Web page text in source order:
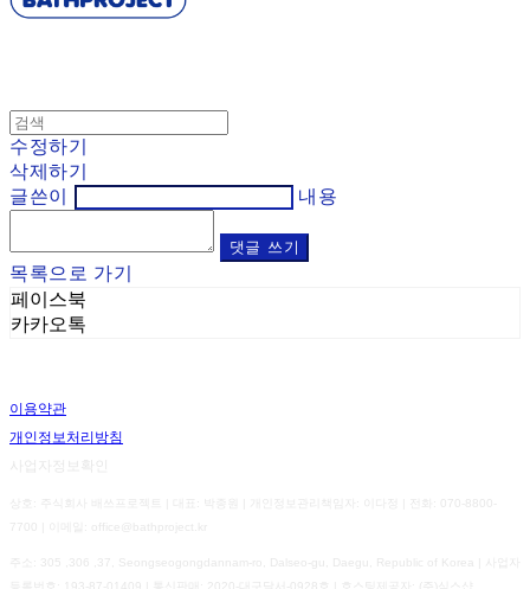
수정하기
삭제하기
글쓴이
내용
댓글 쓰기
목록으로 가기
페이스북
카카오톡
이용약관
개인정보처리방침
사업자정보확인
상호: 주식회사 배쓰프로젝트 | 대표: 박종원 | 개인정보관리책임자: 이다정 | 전화: 070-8800-
7700 | 이메일: office@bathproject.kr
주소: 305 ,306 ,37, Seongseogongdannam-ro, Dalseo-gu, Daegu, Republic of Korea | 사업자
193-87-01409 2020-대구달서-0928호 | 호스팅제공자: (주)식스샵